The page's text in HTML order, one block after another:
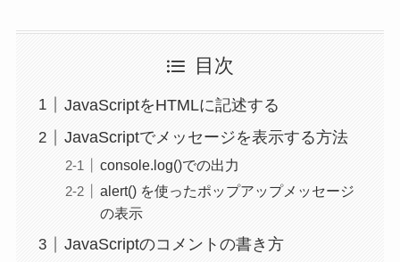
目次
JavaScriptをHTMLに記述する
JavaScriptでメッセージを表示する方法
console.log()での出力
alert() を使ったポップアップメッセージ
の表示
JavaScriptのコメントの書き方